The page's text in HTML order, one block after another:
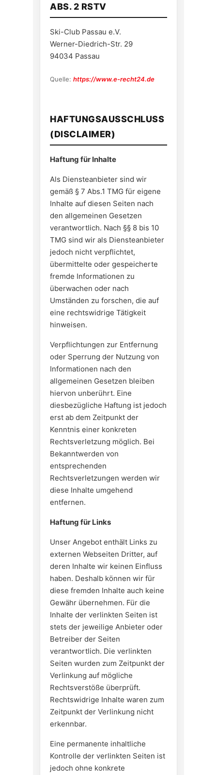
ABS. 2 RSTV
Ski-Club Passau e.V.
Werner-Diedrich-Str. 29
94034 Passau
Quelle: https://www.e-recht24.de
HAFTUNGSAUSSCHLUSS
(DISCLAIMER)
Haftung für Inhalte
Als Diensteanbieter sind wir
gemäß § 7 Abs.1 TMG für eigene
Inhalte auf diesen Seiten nach
den allgemeinen Gesetzen
verantwortlich. Nach §§ 8 bis 10
TMG sind wir als Diensteanbieter
jedoch nicht verpflichtet,
übermittelte oder gespeicherte
fremde Informationen zu
überwachen oder nach
Umständen zu forschen, die auf
eine rechtswidrige Tätigkeit
hinweisen.
Verpflichtungen zur Entfernung
oder Sperrung der Nutzung von
Informationen nach den
allgemeinen Gesetzen bleiben
hiervon unberührt. Eine
diesbezügliche Haftung ist jedoch
erst ab dem Zeitpunkt der
Kenntnis einer konkreten
Rechtsverletzung möglich. Bei
Bekanntwerden von
entsprechenden
Rechtsverletzungen werden wir
diese Inhalte umgehend
entfernen.
Haftung für Links
Unser Angebot enthält Links zu
externen Webseiten Dritter, auf
deren Inhalte wir keinen Einfluss
haben. Deshalb können wir für
diese fremden Inhalte auch keine
Gewähr übernehmen. Für die
Inhalte der verlinkten Seiten ist
stets der jeweilige Anbieter oder
Betreiber der Seiten
verantwortlich. Die verlinkten
Seiten wurden zum Zeitpunkt der
Verlinkung auf mögliche
Rechtsverstöße überprüft.
Rechtswidrige Inhalte waren zum
Zeitpunkt der Verlinkung nicht
erkennbar.
Eine permanente inhaltliche
Kontrolle der verlinkten Seiten ist
jedoch ohne konkrete